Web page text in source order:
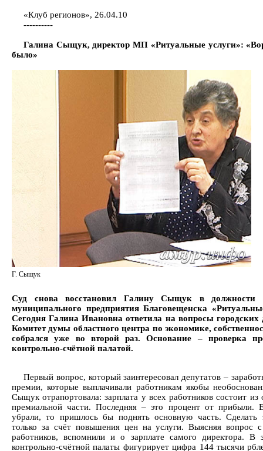
«Клуб регионов», 26.04.10
----------
Галина Сыщук, директор МП «Ритуальные услуги»:
было»
Г. Сыщук
Суд снова восстановил Галину Сыщук в должности
муниципального предприятия Благовещенска
Сегодня Галина Ивановна ответила на вопросы городских
Комитет думы областного центра по экономике,
собрался уже во второй раз. Основание – проверка
контрольно-счётной палатой.
Первый вопрос, который заинтересовал депутатов –
премии, которые выплачивали работникам якобы
Сыщук отрапортовала: зарплата у всех работников состоит из
премиальной части. Последняя – это процент от прибыли.
убрали, то пришлось бы поднять основную часть. Сделать
только за счёт повышения цен на услуги. Выясняя вопрос с
работников, вспомнили и о зарплате самого директора. В
контрольно-счётной палаты фигурирует цифра 144 тысячи